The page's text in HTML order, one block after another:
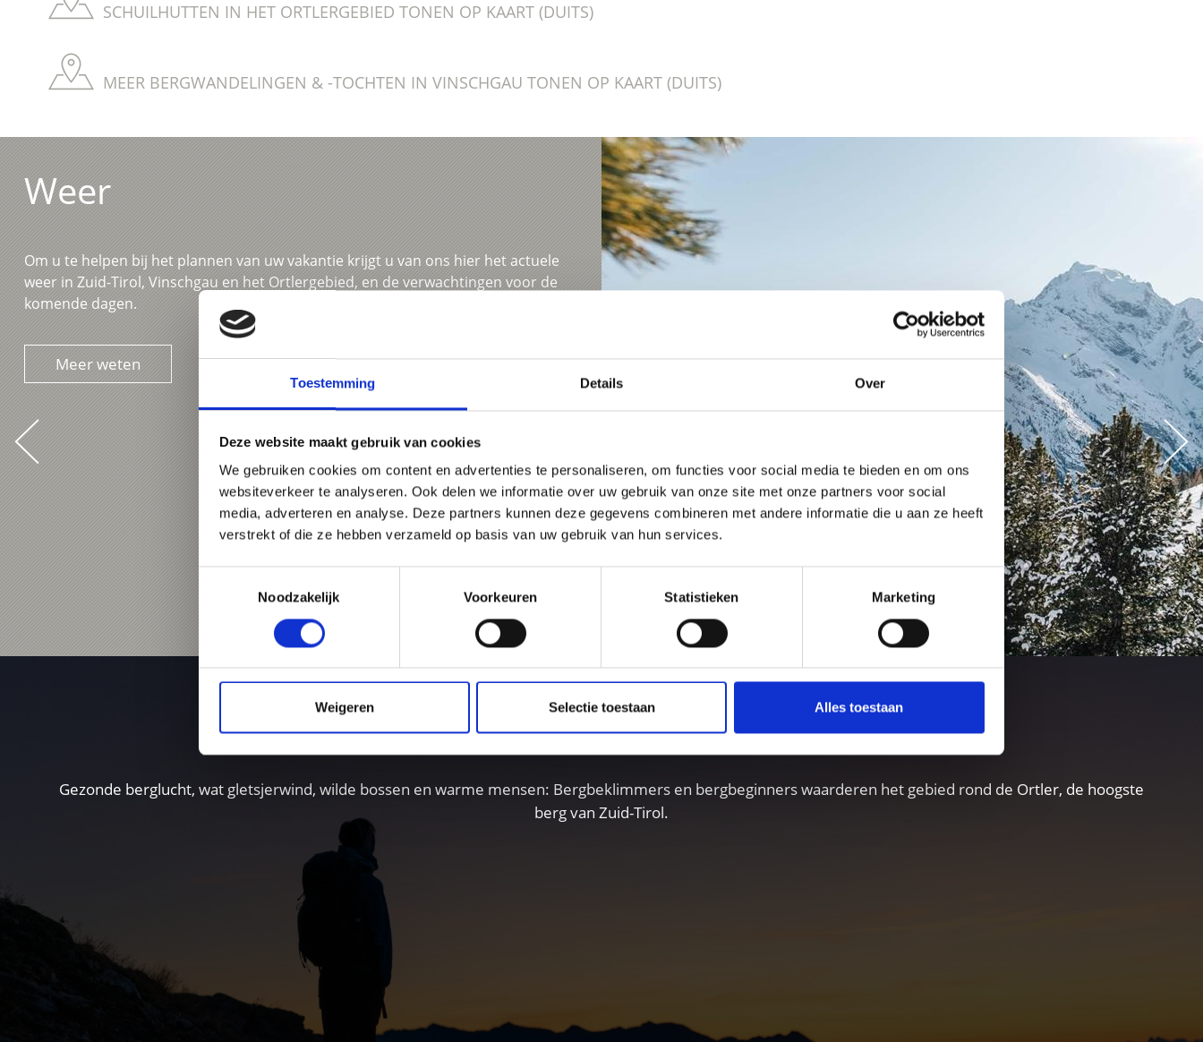
Toestemming Details Over
Deze website maakt gebruik van cookies
We gebruiken cookies om content en advertenties te personaliseren, om functies voor social media te bieden en om ons
websiteverkeer te analyseren. Ook delen we informatie over uw gebruik van onze site met onze partners voor social
media, adverteren en analyse. Deze partners kunnen deze gegevens combineren met andere informatie die u aan ze heeft
verstrekt of die ze hebben verzameld op basis van uw gebruik van hun services.
Noodzakelijk
Voorkeuren Statistieken Marketing
Weigeren Selectie toestaan Alles toestaan
SCHUILHUTTEN IN HET ORTLERGEBIED TONEN OP KAART (DUITS)
MEER BERGWANDELINGEN & -TOCHTEN IN VINSCHGAU TONEN OP KAART (DUITS)
Weer
Om u te helpen bij het plannen van uw vakantie krijgt u van ons hier het actuele
weer in Zuid-Tirol, Vinschgau en het Ortlergebied, en de verwachtingen voor de
komende dagen.
Meer weten
Wandelen op grote hoogte
Gezonde berglucht, wat gletsjerwind, wilde bossen en warme mensen: Bergbeklimmers en bergbeginners waarderen het gebied rond de Ortler, de hoogste
berg van Zuid-Tirol.